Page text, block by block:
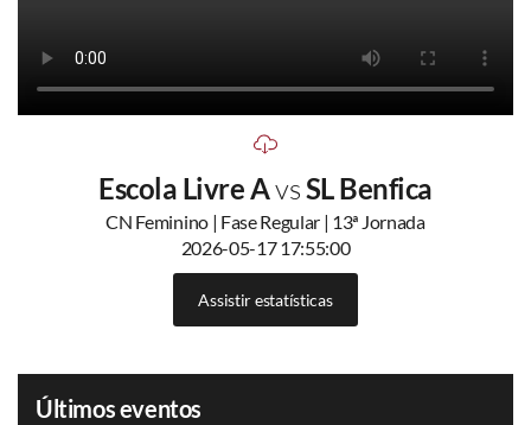
Escola Livre AvsSL Benfica
CN Feminino | Fase Regular | 13ª Jornada
2026-05-17 17:55:00
Assistir estatísticas
Últimos eventos